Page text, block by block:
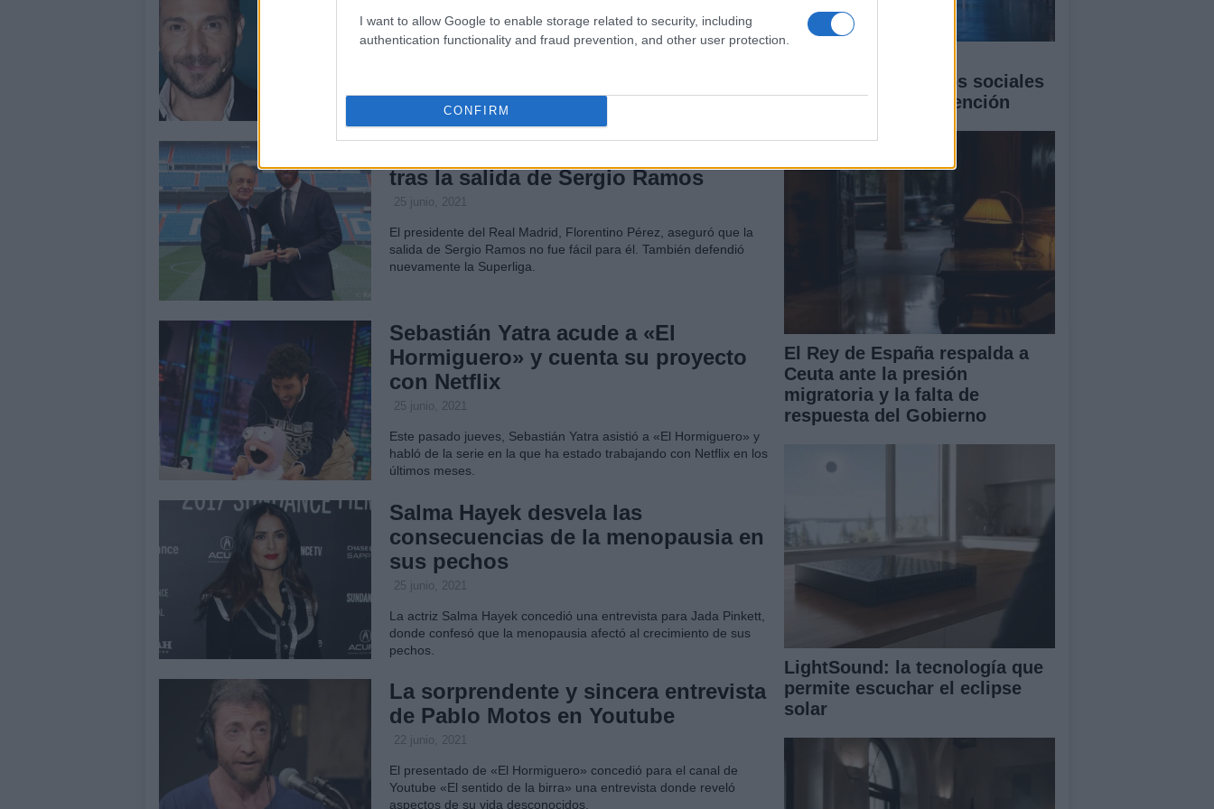
I want to allow Google to enable storage related to security, including
authentication functionality and fraud prevention, and other user protection.
CONFIRM
25 junio, 2021
tras la salida de Sergio Ramos
25 junio, 2021
El presidente del Real Madrid, Florentino Pérez, aseguró que la
salida de Sergio Ramos no fue fácil para él. También defendió
nuevamente la Superliga.
Sebastián Yatra acude a «El
Hormiguero» y cuenta su proyecto
con Netflix
25 junio, 2021
Este pasado jueves, Sebastián Yatra asistió a «El Hormiguero» y
habló de la serie en la que ha estado trabajando con Netflix en los
últimos meses.
Salma Hayek desvela las
consecuencias de la menopausia en
sus pechos
25 junio, 2021
La actriz Salma Hayek concedió una entrevista para Jada Pinkett,
donde confesó que la menopausia afectó al crecimiento de sus
pechos.
La sorprendente y sincera entrevista
de Pablo Motos en Youtube
22 junio, 2021
El presentado de «El Hormiguero» concedió para el canal de
Youtube «El sentido de la birra» una entrevista donde reveló
aspectos de su vida desconocidos.
celebridades: sesgos sociales
y economía de la atención
El Rey de España respalda a
Ceuta ante la presión
migratoria y la falta de
respuesta del Gobierno
LightSound: la tecnología que
permite escuchar el eclipse
solar